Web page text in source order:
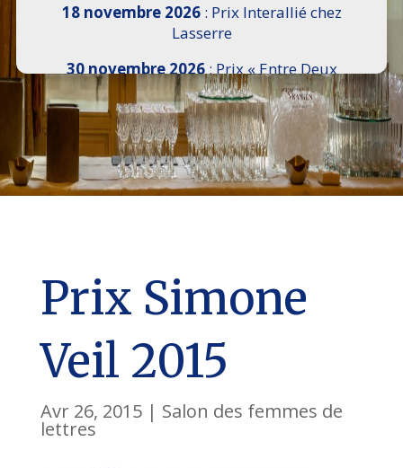
18 novembre 2026: Prix Interallié chez
Lasserre
30 novembre 2026: Prix « Entre Deux
Rives » I Scemi Astutti au Sénat
7 décembre 2026 :16e Salon de l’Histoire de
18h30 à 21h, remise du Prix du Guesclin,
Cercle National des Armées 8 place Saint-
Augustin Paris 8e
Prix Simone
Veil 2015
Avr 26, 2015| Salon des femmes de
lettres